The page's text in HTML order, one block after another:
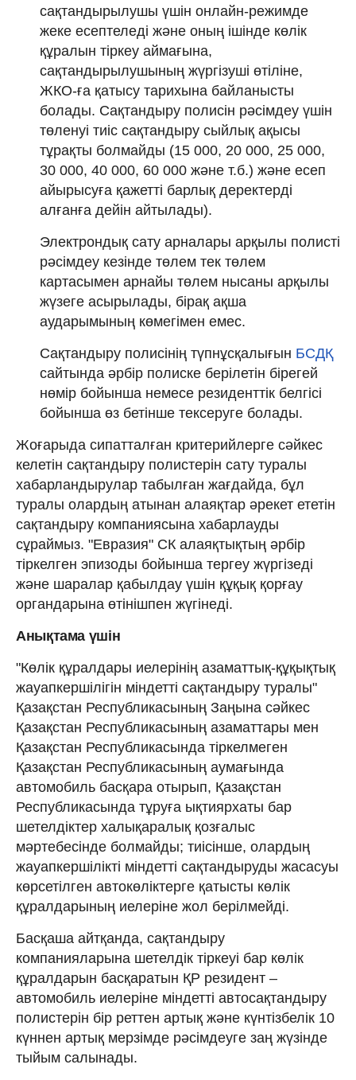
сақтандырылушы үшін онлайн-режимде
жеке есептеледі және оның ішінде көлік
құралын тіркеу аймағына,
сақтандырылушының жүргізуші өтіліне,
ЖКО-ға қатысу тарихына байланысты
болады. Сақтандыру полисін рәсімдеу үшін
төленуі тиіс сақтандыру сыйлық ақысы
тұрақты болмайды (15 000, 20 000, 25 000,
30 000, 40 000, 60 000 және т.б.) және есеп
айырысуға қажетті барлық деректерді
алғанға дейін айтылады).
Электрондық сату арналары арқылы полисті
рәсімдеу кезінде төлем тек төлем
картасымен арнайы төлем нысаны арқылы
жүзеге асырылады, бірақ ақша
аударымының көмегімен емес.
Сақтандыру полисінің түпнұсқалығын БСДҚ
сайтында әрбір полиске берілетін бірегей
нөмір бойынша немесе резиденттік белгісі
бойынша өз бетінше тексеруге болады.
Жоғарыда сипатталған критерийлерге сәйкес
келетін сақтандыру полистерін сату туралы
хабарландырулар табылған жағдайда, бұл
туралы олардың атынан алаяқтар әрекет ететін
сақтандыру компаниясына хабарлауды
сұраймыз. "Евразия" СК алаяқтықтың әрбір
тіркелген эпизоды бойынша тергеу жүргізеді
және шаралар қабылдау үшін құқық қорғау
органдарына өтінішпен жүгінеді.
Анықтама үшін
"Көлік құралдары иелерінің азаматтық-құқықтық
жауапкершілігін міндетті сақтандыру туралы"
Қазақстан Республикасының Заңына сәйкес
Қазақстан Республикасының азаматтары мен
Қазақстан Республикасында тіркелмеген
Қазақстан Республикасының аумағында
автомобиль басқара отырып, Қазақстан
Республикасында тұруға ықтиярхаты бар
шетелдіктер халықаралық қозғалыс
мәртебесінде болмайды; тиісінше, олардың
жауапкершілікті міндетті сақтандыруды жасасуы
көрсетілген автокөліктерге қатысты көлік
құралдарының иелеріне жол берілмейді.
Басқаша айтқанда, сақтандыру
компанияларына шетелдік тіркеуі бар көлік
құралдарын басқаратын ҚР резидент –
автомобиль иелеріне міндетті автосақтандыру
полистерін бір реттен артық және күнтізбелік 10
күннен артық мерзімде рәсімдеуге заң жүзінде
тыйым салынады.